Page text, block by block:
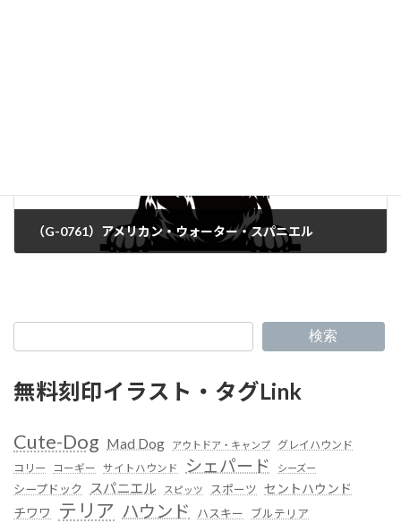
（G-0761）アメリカン・ウォーター・スパニエル
検索
無料刻印イラスト・タグLink
Cute-Dog Mad Dog アウトドア・キャンプ
グレイハウンド
コリー
コーギー サイトハウンド シェパード シーズー
シープドック スパニエル スピッツ スポーツ セントハウンド
チワワ
テリア ハウンド ハスキー ブルテリア